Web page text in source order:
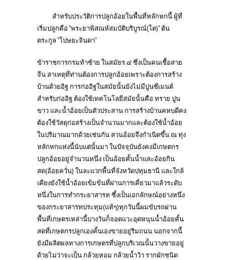
สำหรับประวัติการปลูกอ้อยในพื้นที่หลักหกนี้ ผู้ที่
เริ่มปลูกคือ "พระยาพิสณห์สมบัติบริบูรณ์(โต)" ต้น
ตระกูล "โปษยะจินดา"
ข้าราชการกรมท้าซ้าย ในสมัยร.๔ ซึ่งเป็นคนเชื้อสาย
จีน สาเหตุที่ท่านต้องการปลูกอ้อยเพราะต้องการสร้าง
บ้านด้วยอิฐ การก่ออิฐในสมัยนั้นยังไม่มีปูนซีเมนต์
สำหรับก่ออิฐ ต้องใช้เทคโนโลยีสมัยนั้นคือ ทราย ปูน
ขาว และน้ำอ้อยเป็นตัวประสาน การสร้างบ้านคหบดีคง
ต้องใช้วัสดุก่อสร้างเป็นจำนวนมากและต้องใช้น้ำอ้อย
ในปริมาณมากด้วยเช่นกัน สวนอ้อยจึงกำเนิดขึ้น ณ ทุ่ง
หลักหกแห่งนี้นับแต่นั้นมา ในปัจจุบันยังคงมีเกษตกร
ปลูกอ้อยอยู่จำนวนหนึ่ง เป็นอ้อยคั้นน้ำและอ้อยกิน
สด(อ้อยควั่น) ในละแวกพื้นที่จังหวัดปทุมธานี และใกล้
เคียงยังใช้น้ำอ้อยเข้มข้นที่ผ่านการเคี่ยวมาแล้วระดับ
หนึ่งในการทำกระยาสารท ซึ้งเป็นเอกลักษณ์อย่างหนึ่ง
ของกระยาสารทประทุม(แท้ๆ)ทุกวันนี้ผมขับรถผ่าน
พื้นที่เกษตรเหล่านี้บางวันก็จอดแวะอุดหนุนน้ำอ้อยคั้น
สดที่เกษตกรปลูกเองคั้นเองขายอยู่ริมถนน นอกจากนี้
ยังมีผลิตผลทางการเกษตรที่ปลูกบริเวณนั้นวางขายอยู่
ด้วยไม่ว่าจะเป็น กล้วยหอม กล้วยน้ำว้า รากผักชนิด